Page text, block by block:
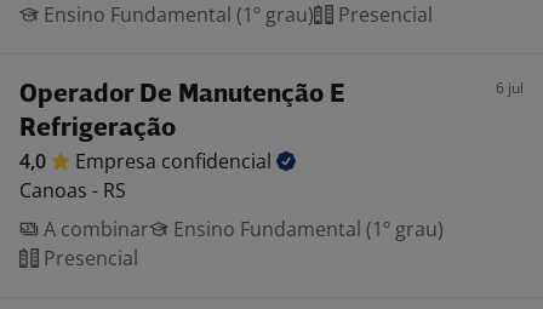
Ensino Fundamental (1º grau)
Presencial
Operador De Manutenção E
Refrigeração
6 jul
4,0 Empresa confidencial
Canoas - RS
A combinar
Ensino Fundamental (1º grau)
Presencial